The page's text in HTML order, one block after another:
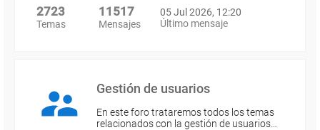
2723
Temas
11517
Mensajes
05 Jul 2026, 12:20
Último mensaje
Gestión de usuarios
En este foro trataremos todos los temas
relacionados con la gestión de usuarios…